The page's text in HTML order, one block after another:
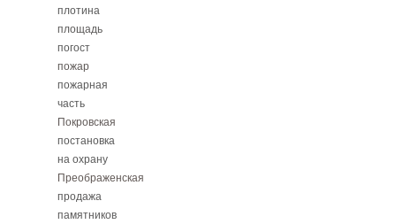
плотина
площадь
погост
пожар
пожарная
часть
Покровская
постановка
на охрану
Преображенская
продажа
памятников